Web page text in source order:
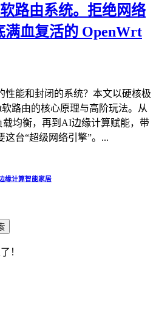
路由系统。拒绝网络
满血复活的 OpenWrt
性能和封闭的系统？本文以硬核极
路由的核心原理与高阶玩法。从
均衡，再到AI边缘计算赋能，带
台“超级网络引擎”。...
缘计算智能家居
！